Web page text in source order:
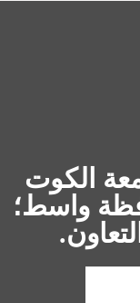
الكوت
واسط؛